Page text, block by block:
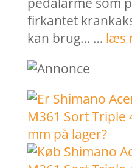
firkantet
kan brug… … læs